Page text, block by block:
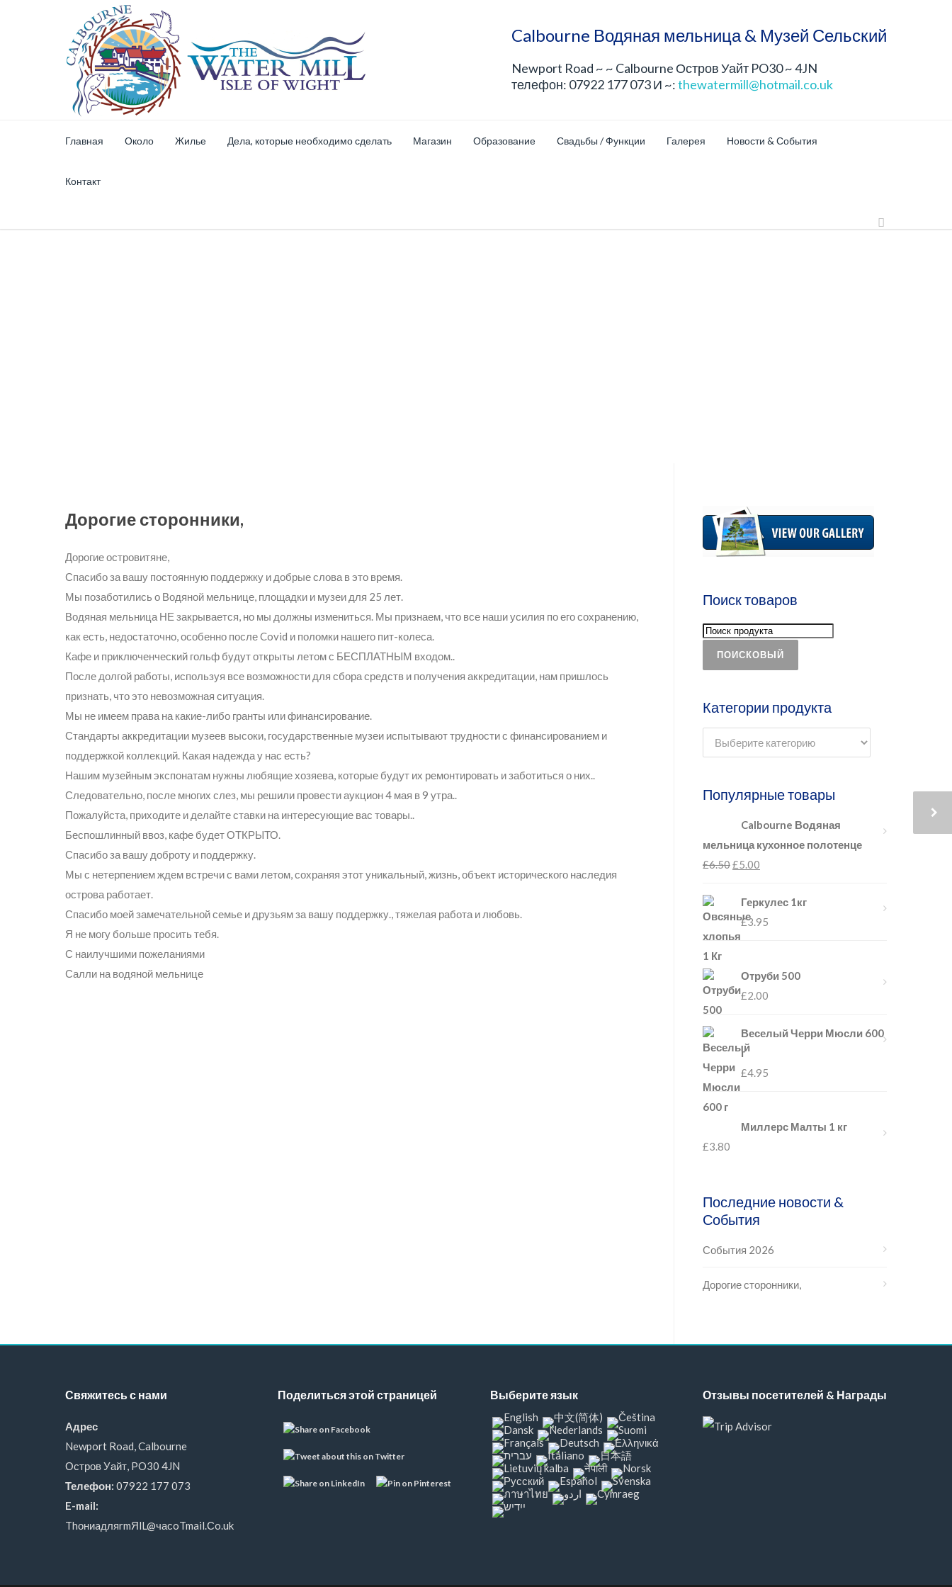
Calbourne Водяная мельница & Музей Сельский
Newport Road ~ ~ Calbourne Остров Уайт PO30 ~ 4JN
телефон: 07922 177 073 И ~:thewatermill@hotmail.co.uk
Главная Около Жилье Дела, которые необходимо сделать Магазин Образование Свадьбы / Функции Галерея Новости & События
Контакт
Дорогие сторонники,
Дорогие островитяне,
Спасибо за вашу постоянную поддержку и добрые слова в это время.
Мы позаботились о Водяной мельнице, площадки и музеи для 25 лет.
Водяная мельница НЕ закрывается, но мы должны измениться. Мы признаем, что все наши усилия по его сохранению,
как есть, недостаточно, особенно после Covid и поломки нашего пит-колеса.
Кафе и приключенческий гольф будут открыты летом с БЕСПЛАТНЫМ входом..
После долгой работы, используя все возможности для сбора средств и получения аккредитации, нам пришлось
признать, что это невозможная ситуация.
Мы не имеем права на какие-либо гранты или финансирование.
Стандарты аккредитации музеев высоки, государственные музеи испытывают трудности с финансированием и
поддержкой коллекций. Какая надежда у нас есть?
Нашим музейным экспонатам нужны любящие хозяева, которые будут их ремонтировать и заботиться о них..
Следовательно, после многих слез, мы решили провести аукцион 4 мая в 9 утра..
Пожалуйста, приходите и делайте ставки на интересующие вас товары..
Беспошлинный ввоз, кафе будет ОТКРЫТО.
Спасибо за вашу доброту и поддержку.
Мы с нетерпением ждем встречи с вами летом, сохраняя этот уникальный, жизнь, объект исторического наследия
острова работает.
Спасибо моей замечательной семье и друзьям за вашу поддержку., тяжелая работа и любовь.
Я не могу больше просить тебя.
С наилучшими пожеланиями
Салли на водяной мельнице
Поиск товаров
ПОИСКОВЫЙ
Категории продукта
Популярные товары
Calbourne Водяная
мельница кухонное полотенце
£6.50£5.00
Геркулес 1кг
£3.95
Отруби 500
£2.00
Веселый Черри Мюсли 600
г
£4.95
Миллерс Малты 1 кг
£3.80
Последние новости &
События
События 2026
Дорогие сторонники,
Свяжитесь с нами
Адрес
Newport Road, Calbourne
Остров Уайт, PO30 4JN
Телефон: 07922 177 073
E-mail:
ThониaдляrmЯlL@часoTmail.Сo.uk
Поделиться этой страницей Выберите язык Отзывы посетителей & Награды